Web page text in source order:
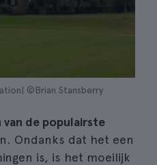
©Brian Stansberry
van de populairste
Ondanks dat het een
is, is het moeilijk